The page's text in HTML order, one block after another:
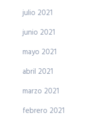
julio 2021
junio 2021
mayo 2021
abril 2021
marzo 2021
febrero 2021